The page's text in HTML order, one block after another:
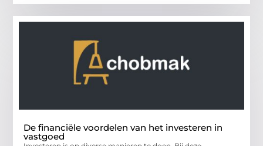
De financiële voordelen van het investeren in
vastgoed